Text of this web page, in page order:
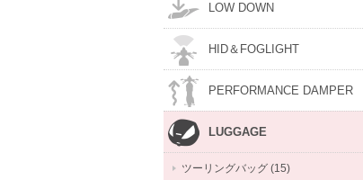
LOW DOWN
HID＆FOGLIGHT
PERFORMANCE DAMPER
LUGGAGE
ツーリングバッグ (15)